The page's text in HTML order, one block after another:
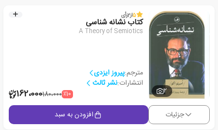
2
5از2رأی
کتاب نشانه شناسی
A Theory of Semiotics
مترجم:پیروز ایزدی
انتشارات:نشر ثالث
٪10180،000162،000
جزئیات افزودن به سبد